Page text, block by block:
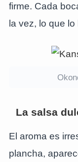
firme. Cada
la vez, lo que
La salsa
El aroma es
plancha,